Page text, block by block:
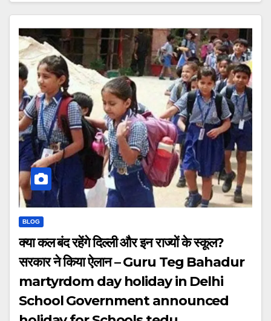
BLOG
क्या कल बंद रहेंगे दिल्ली और इन राज्यों के स्कूल?
सरकार ने किया ऐलान – Guru Teg Bahadur
martyrdom day holiday in Delhi
School Government announced